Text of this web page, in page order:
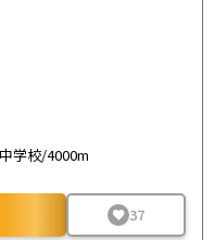
学校/4000m
37